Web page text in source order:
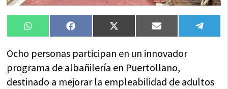
Compartir
en
WhatsAppCompartir
en
FacebookCompartir
en
X
(Twitter)
Compartir
en
Email
en
Ocho personas participan en un innovador
programa de albañilería en Puertollano,
destinado a mejorar la empleabilidad de adultos